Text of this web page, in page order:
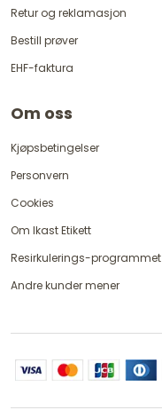
Retur og reklamasjon
Bestill prøver
EHF-faktura
Om oss
Kjøpsbetingelser
Personvern
Cookies
Om Ikast Etikett
Resirkulerings-programmet
Andre kunder mener